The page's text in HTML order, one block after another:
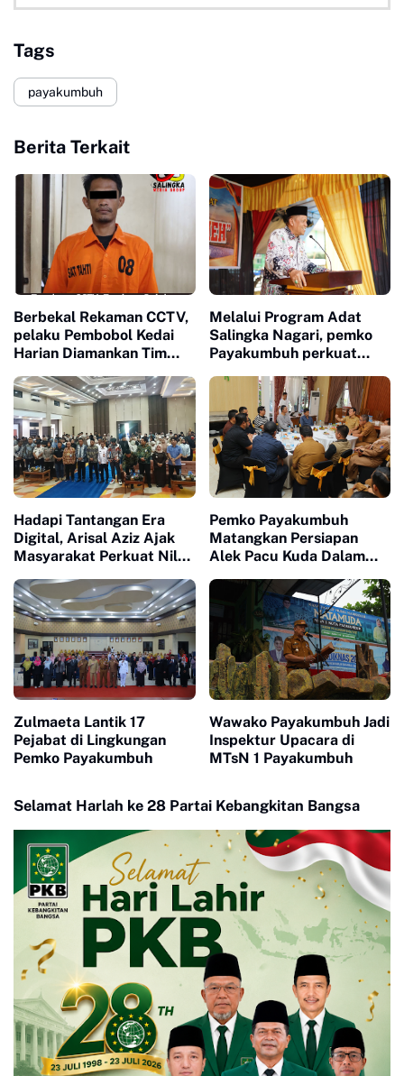
Tags
payakumbuh
Berita Terkait
Berbekal Rekaman CCTV,
pelaku Pembobol Kedai
Harian Diamankan Tim
Payakumbuh
Melalui Program Adat
Salingka Nagari, pemko
Payakumbuh perkuat
Budaya Minangkabau
Hadapi Tantangan Era
Digital, Arisal Aziz Ajak
Masyarakat Perkuat Nilai
Pemko Payakumbuh
Matangkan Persiapan
Alek Pacu Kuda Dalam
Zulmaeta Lantik 17
Pejabat di Lingkungan
Pemko Payakumbuh
Wawako Payakumbuh Jadi
Inspektur Upacara di
MTsN 1 Payakumbuh
Selamat Harlah ke 28 Partai Kebangkitan Bangsa